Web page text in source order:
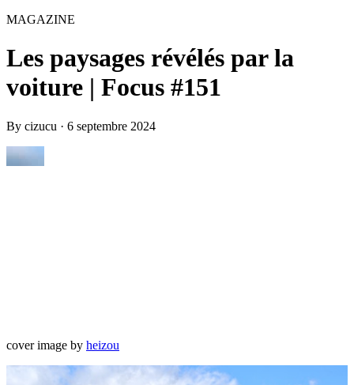
MAGAZINE
Les paysages révélés par la
voiture | Focus #151
By cizucu · 6 septembre 2024
cover image by heizou